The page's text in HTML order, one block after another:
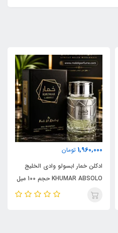
1,960,000 تومان
ادکلن خمار ابسولو وادی الخلیج
KHUMAR ABSOLO حجم 100 میل
| مشابه اورجینال ایو سن لورن مای